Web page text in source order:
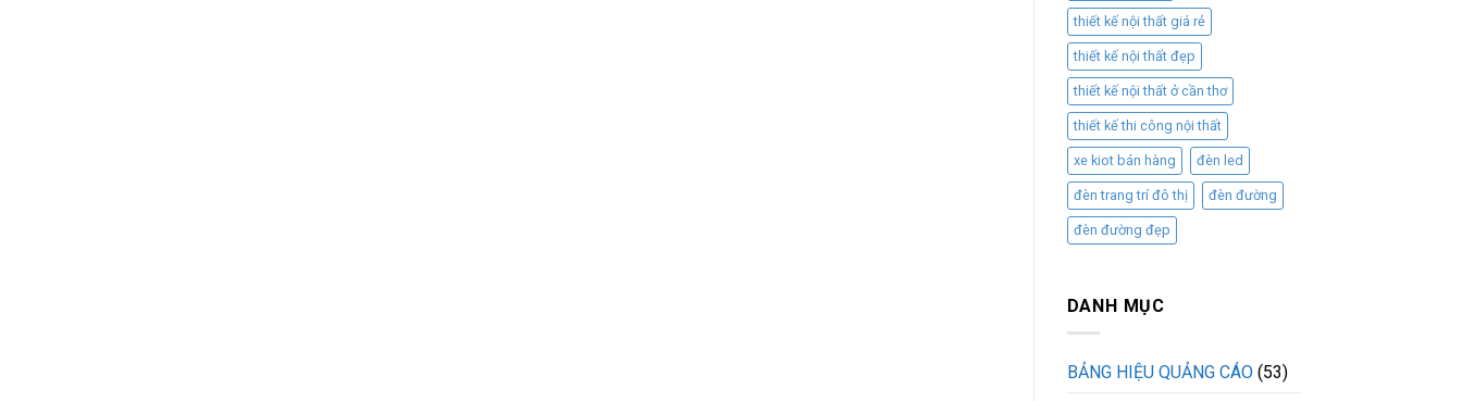
thiết kế nội thất giá rẻ
thiết kế nội thất đẹp
thiết kế nội thất ở cần thơ
thiết kế thi công nội thất
xe kiot bán hàng đèn led
đèn trang trí đô thị đèn đường
đèn đường đẹp
DANH MỤC
BẢNG HIỆU QUẢNG CÁO(53)